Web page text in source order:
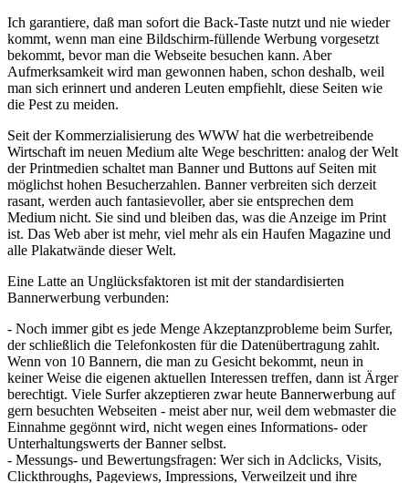
Ich garantiere, daß man sofort die Back-Taste nutzt und nie wieder
kommt, wenn man eine Bildschirm-füllende Werbung vorgesetzt
bekommt, bevor man die Webseite besuchen kann. Aber
Aufmerksamkeit wird man gewonnen haben, schon deshalb, weil
man sich erinnert und anderen Leuten empfiehlt, diese Seiten wie
die Pest zu meiden.
Seit der Kommerzialisierung des WWW hat die werbetreibende
Wirtschaft im neuen Medium alte Wege beschritten: analog der Welt
der Printmedien schaltet man Banner und Buttons auf Seiten mit
möglichst hohen Besucherzahlen. Banner verbreiten sich derzeit
rasant, werden auch fantasievoller, aber sie entsprechen dem
Medium nicht. Sie sind und bleiben das, was die Anzeige im Print
ist. Das Web aber ist mehr, viel mehr als ein Haufen Magazine und
alle Plakatwände dieser Welt.
Eine Latte an Unglücksfaktoren ist mit der standardisierten
Bannerwerbung verbunden:
- Noch immer gibt es jede Menge Akzeptanzprobleme beim Surfer,
der schließlich die Telefonkosten für die Datenübertragung zahlt.
Wenn von 10 Bannern, die man zu Gesicht bekommt, neun in
keiner Weise die eigenen aktuellen Interessen treffen, dann ist Ärger
berechtigt. Viele Surfer akzeptieren zwar heute Bannerwerbung auf
gern besuchten Webseiten - meist aber nur, weil dem webmaster die
Einnahme gegönnt wird, nicht wegen eines Informations- oder
Unterhaltungswerts der Banner selbst.
- Messungs- und Bewertungsfragen: Wer sich in Adclicks, Visits,
Clickthroughs, Pageviews, Impressions, Verweilzeit und ihre